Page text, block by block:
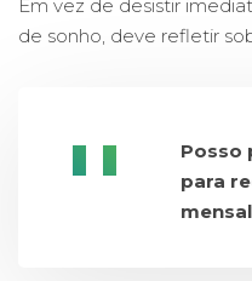
Em vez de desistir
de sonho, deve refletir
Posso
para